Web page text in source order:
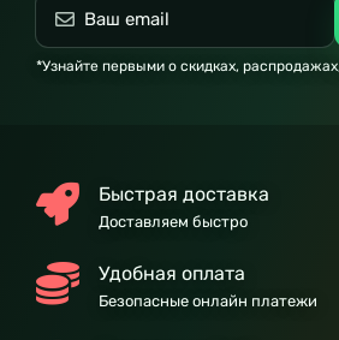
*Узнайте первыми о скидках,
Быстрая доставка
Доставляем быстро
Удобная оплата
Безопасные онлайн платежи